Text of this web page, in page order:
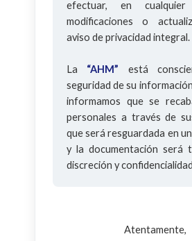
efectuar, en cualquier
modificaciones o
aviso de privacidad integral.
La “AHM” está
seguridad de su
informamos que se
personales a través de
que será resguardada en
y la documentación será
discreción y
Atentamente,